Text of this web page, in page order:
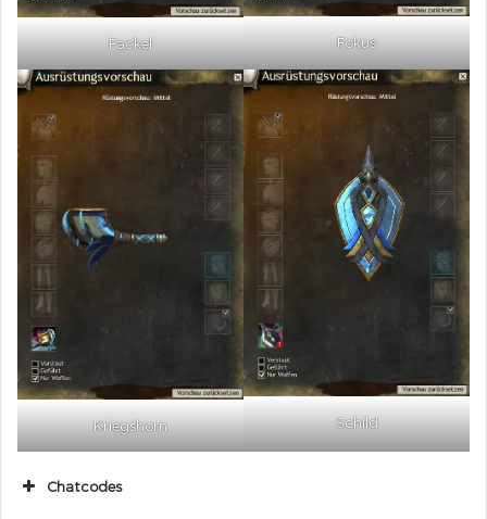
Fackel Fokus
Kriegshorn Schild
Chatcodes